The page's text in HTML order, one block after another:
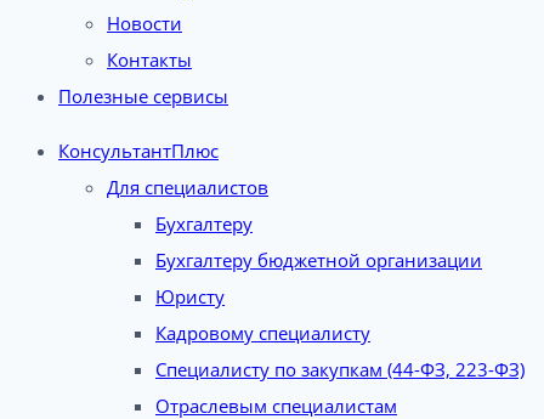
Новости
Контакты
Полезные сервисы
КонсультантПлюс
Для специалистов
Бухгалтеру
Бухгалтеру бюджетной организации
Юристу
Кадровому специалисту
Специалисту по закупкам (44-ФЗ, 223-ФЗ)
Отраслевым специалистам